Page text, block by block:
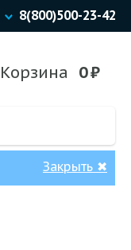
8(800)500-23-42
Корзина 0₽
Закрыть ✖